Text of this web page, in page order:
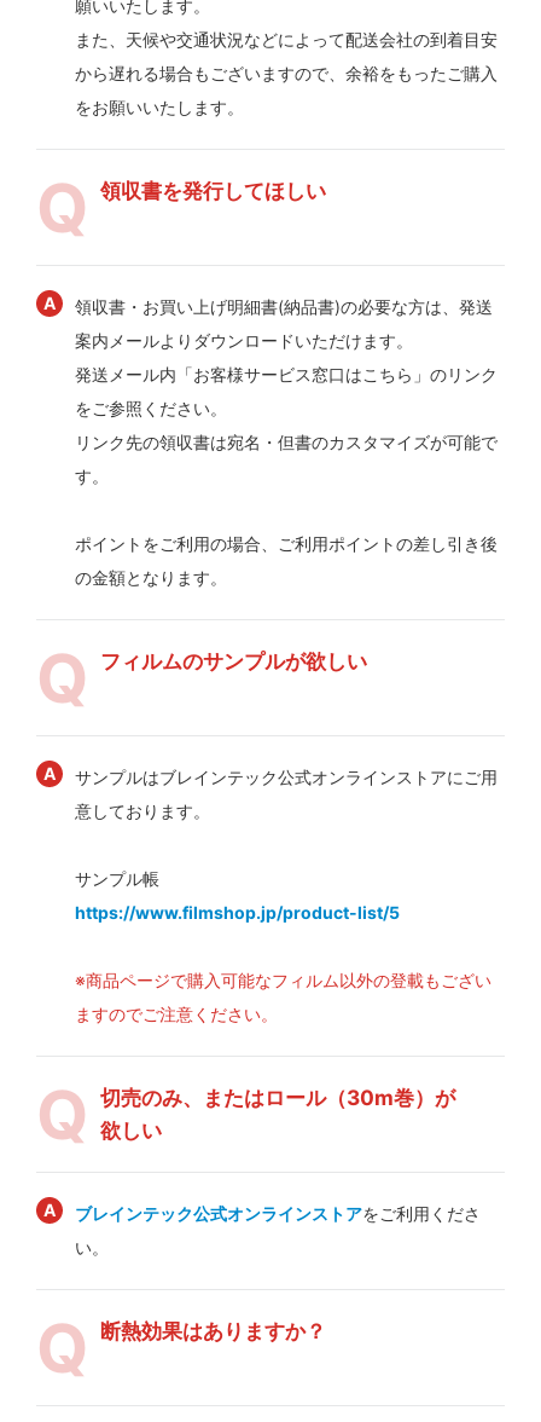
願いいたします。
また、天候や交通状況などによって配送会社の到着目安
から遅れる場合もございますので、余裕をもったご購入
をお願いいたします。
領収書を発行してほしい
領収書・お買い上げ明細書(納品書)の必要な方は、発送
案内メールよりダウンロードいただけます。
発送メール内「お客様サービス窓口はこちら」のリンク
をご参照ください。
リンク先の領収書は宛名・但書のカスタマイズが可能で
す。
ポイントをご利用の場合、ご利用ポイントの差し引き後
の金額となります。
フィルムのサンプルが欲しい
サンプルはブレインテック公式オンラインストアにご用
意しております。
サンプル帳
https://www.filmshop.jp/product-list/5
※商品ページで購入可能なフィルム以外の登載もござい
ますのでご注意ください。
切売のみ、またはロール（30m巻）が
欲しい
ブレインテック公式オンラインストアをご利用くださ
い。
断熱効果はありますか？